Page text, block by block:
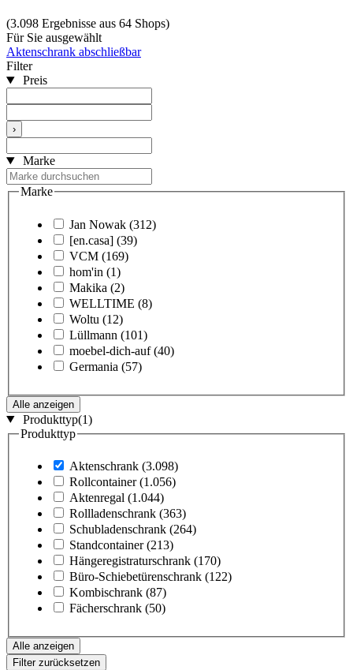
(3.098 Ergebnisse aus 64 Shops)
Für Sie ausgewählt
Aktenschrank abschließbar
Filter
Preis
›
Marke
Marke
Jan Nowak (312)
[en.casa] (39)
VCM (169)
hom'in (1)
Makika (2)
WELLTIME (8)
Woltu (12)
Lüllmann (101)
moebel-dich-auf (40)
Germania (57)
Alle anzeigen
Produkttyp(1)
Produkttyp
Aktenschrank (3.098)
Rollcontainer (1.056)
Aktenregal (1.044)
Rollladenschrank (363)
Schubladenschrank (264)
Standcontainer (213)
Hängeregistraturschrank (170)
Büro-Schiebetürenschrank (122)
Kombischrank (87)
Fächerschrank (50)
Alle anzeigen
Filter zurücksetzen